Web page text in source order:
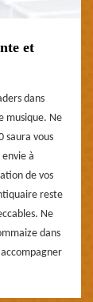
et
dans
musique. Ne
saura vous
à
de vos
reste
Ne
dans
accompagner